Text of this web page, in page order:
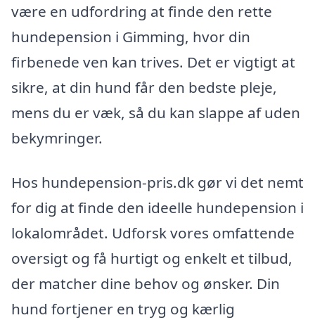
være en udfordring at finde den rette
hundepension i Gimming, hvor din
firbenede ven kan trives. Det er vigtigt at
sikre, at din hund får den bedste pleje,
mens du er væk, så du kan slappe af uden
bekymringer.
Hos hundepension-pris.dk gør vi det nemt
for dig at finde den ideelle hundepension i
lokalområdet. Udforsk vores omfattende
oversigt og få hurtigt og enkelt et tilbud,
der matcher dine behov og ønsker. Din
hund fortjener en tryg og kærlig